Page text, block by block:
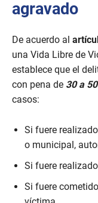
agravado
De acuerdo al
una Vida Libre de
establece que el
con pena de 30 a
casos:
Si fuere
o municipal,
Si fuere
Si fuere